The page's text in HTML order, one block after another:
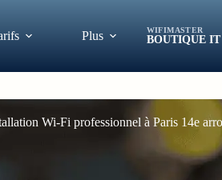
Plus WIFIMASTER
BOUTIQUE IT
Wi‑Fi professionnel à Paris 14e